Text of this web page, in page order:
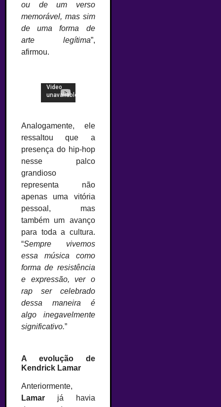
ou de um verso
memorável, mas sim
de uma forma de
arte legítima”,
afirmou.
Analogamente, ele
ressaltou que a
presença do hip-hop
nesse palco
grandioso
representa não
apenas uma vitória
pessoal, mas
também um avanço
para toda a cultura.
“Sempre vivemos
essa música como
forma de resistência
e expressão, ver o
rap ser celebrado
dessa maneira é
algo inegavelmente
significativo.”
A evolução de
Kendrick Lamar
Anteriormente,
Lamar já havia